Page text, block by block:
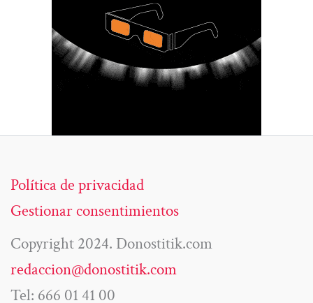
Política de privacidad
Gestionar consentimientos
Copyright 2024. Donostitik.com
redaccion@donostitik.com
Tel: 666 01 41 00